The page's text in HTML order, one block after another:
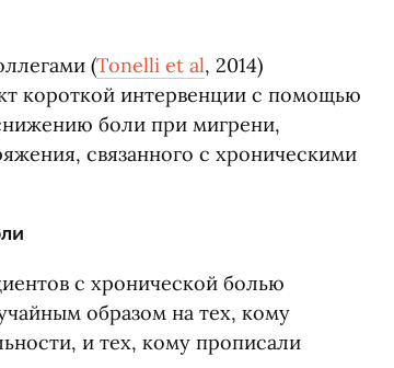
(Tonelli et al, 2014)
короткой интервенции с помощью
боли при мигрени,
связанного с хроническими
с хронической болью
образом на тех, кому
и тех, кому прописали